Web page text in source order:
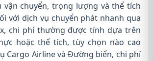
chuyển, trọng lượng và thể tích
với dịch vụ chuyển phát nhanh qua
chi phí thường được tính dựa trên
hoặc thể tích, tùy chọn nào cao
Cargo Airline và Đường biển, chi phí